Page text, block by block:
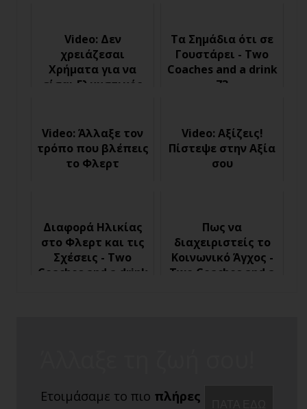
Video: Δεν
χρειάζεσαι
Χρήματα για να
είσαι Ελκυστικός
Τα Σημάδια ότι σε
Γουστάρει - Two
Coaches and a drink
73
Video: Άλλαξε τον
τρόπο που βλέπεις
το Φλερτ
Video: Αξίζεις!
Πίστεψε στην Αξία
σου
Διαφορά Ηλικίας
στο Φλερτ και τις
Σχέσεις - Two
Coaches and a drink
Πως να
διαχειριστείς το
Κοινωνικό Άγχος -
Two Coaches and a
Ετοιμάσαμε το πιο πλήρες